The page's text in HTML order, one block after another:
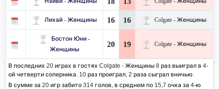
Лихай - Женщины 16 16 Colgate - Женщины
Бостон Юни -
Женщины
20 19 Colgate - Женщины
В последних 20 играх в гостях Colgate - Женщины 8 раз выиграл в 4-
ой четверти соперника. 10 раз проиграл, 2 раза сыграл вничью.
В сумме за 20 игр забито 314 голов, в среднем по 15,7 очка за 4-ю